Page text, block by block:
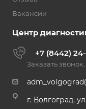
Вакансии
Центр
+7 (8442)
Заказать
г. Волгоград,